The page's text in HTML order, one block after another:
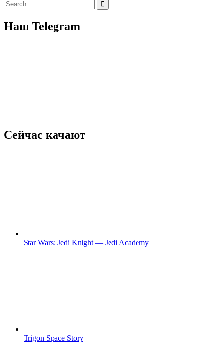
Search
for:
Наш Telegram
Сейчас качают
Star Wars: Jedi Knight — Jedi Academy
Trigon Space Story